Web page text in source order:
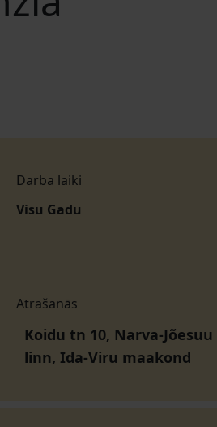
Darba laiki
Visu Gadu
Atrašanās
Koidu tn 10, Narva-
linn, Ida-Viru maakond